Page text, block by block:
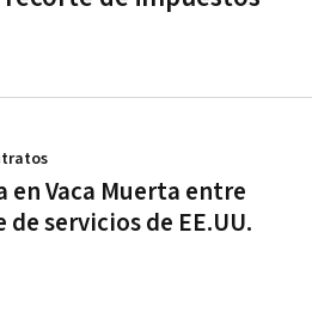
Vaca Muerta entre
servicios de EE.UU.